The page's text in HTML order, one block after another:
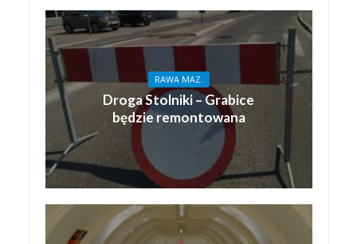
RAWA MAZ.
Droga Stolniki – Grabice
będzie remontowana